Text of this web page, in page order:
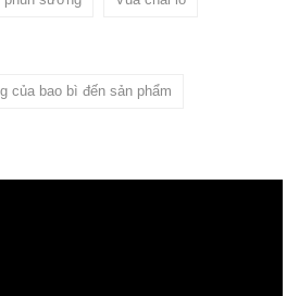
của bao bì đến sản phẩm